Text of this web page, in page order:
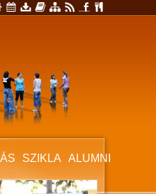
SZIKLA ALUMNI